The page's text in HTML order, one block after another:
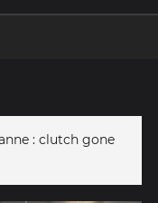
: clutch gone